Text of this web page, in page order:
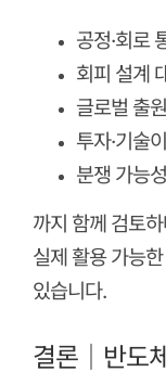
공정·회로
회피 설계
글로벌 출
투자·기술
분쟁 가능
까지 함께 검토하
실제 활용 가능
있습니다.
결론｜반도